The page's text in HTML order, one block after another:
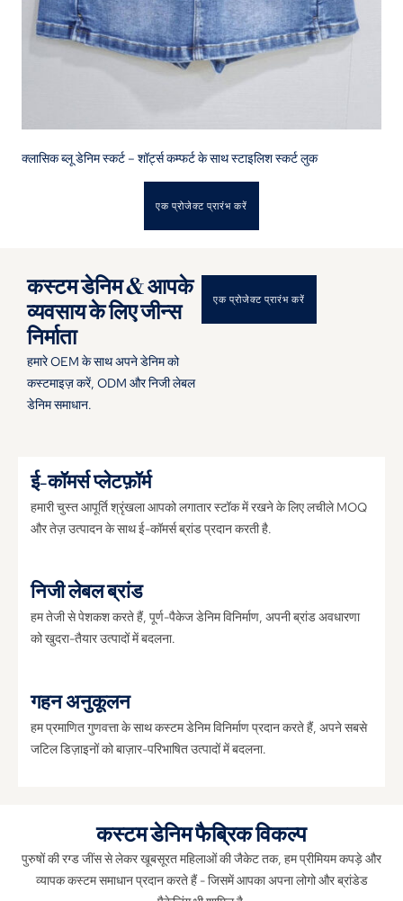
क्लासिक ब्लू डेनिम स्कर्ट – शॉर्ट्स कम्फर्ट के साथ स्टाइलिश स्कर्ट लुक
एक प्रोजेक्ट प्रारंभ करें
कस्टम डेनिम & आपके
व्यवसाय के लिए जीन्स
निर्माता
हमारे OEM के साथ अपने डेनिम को
कस्टमाइज़ करें, ODM और निजी लेबल
डेनिम समाधान.
एक प्रोजेक्ट प्रारंभ करें
ई-कॉमर्स प्लेटफ़ॉर्म
हमारी चुस्त आपूर्ति श्रृंखला आपको लगातार स्टॉक में रखने के लिए लचीले MOQ
और तेज़ उत्पादन के साथ ई-कॉमर्स ब्रांड प्रदान करती है.
निजी लेबल ब्रांड
हम तेजी से पेशकश करते हैं, पूर्ण-पैकेज डेनिम विनिर्माण, अपनी ब्रांड अवधारणा
को खुदरा-तैयार उत्पादों में बदलना.
गहन अनुकूलन
हम प्रमाणित गुणवत्ता के साथ कस्टम डेनिम विनिर्माण प्रदान करते हैं, अपने सबसे
जटिल डिज़ाइनों को बाज़ार-परिभाषित उत्पादों में बदलना.
कस्टम डेनिम फैब्रिक विकल्प
पुरुषों की रग्ड जींस से लेकर खूबसूरत महिलाओं की जैकेट तक, हम प्रीमियम कपड़े और
व्यापक कस्टम समाधान प्रदान करते हैं - जिसमें आपका अपना लोगो और ब्रांडेड